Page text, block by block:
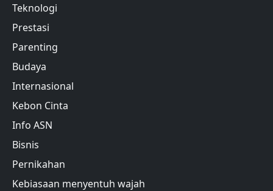
Teknologi
Prestasi
Parenting
Budaya
Internasional
Kebon Cinta
Info ASN
Bisnis
Pernikahan
Kebiasaan menyentuh wajah